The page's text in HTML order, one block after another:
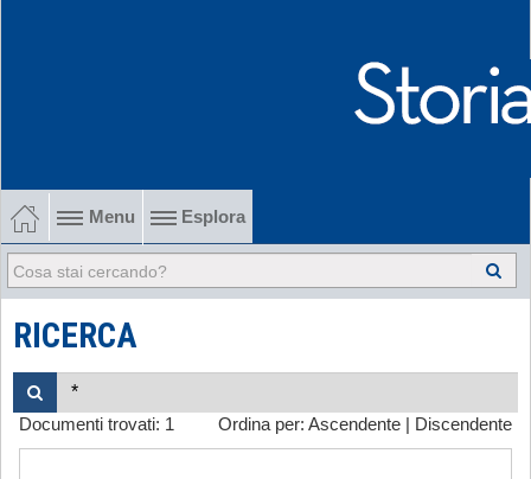
Menu Esplora
1902-1915 Gli esordi
1915-1945 Tra le due guerre
1945-1968 Dalla liberazione al '68
1968-2022 Dalla contestazione all'internazionalizzazione
RICERCA
Ordina per: Ascendente Discendente
Documenti trovati: 1